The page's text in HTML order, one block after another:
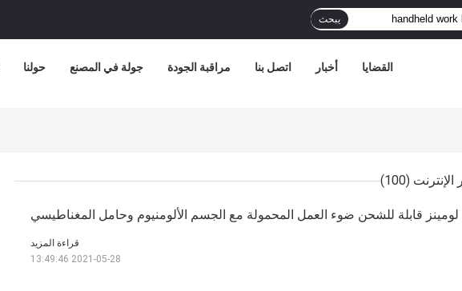
يبحث
حولنا جولة في المصنع مراقبة الجودة اتصل بنا أخبار القضايا
(100)
قراءة المزيد
2021-05-28 13:49:46